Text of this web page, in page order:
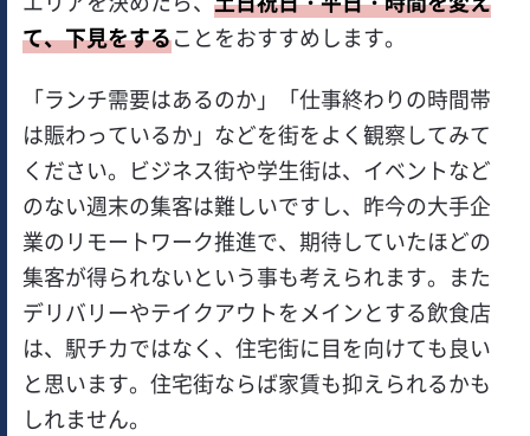
て、下見をすることをおすすめします。
「ランチ需要はあるのか」「仕事終わりの時間帯
は賑わっているか」などを街をよく観察してみて
ください。ビジネス街や学生街は、イベントなど
のない週末の集客は難しいですし、昨今の大手企
業のリモートワーク推進で、期待していたほどの
集客が得られないという事も考えられます。また
デリバリーやテイクアウトをメインとする飲食店
は、駅チカではなく、住宅街に目を向けても良い
と思います。住宅街ならば家賃も抑えられるかも
しれません。